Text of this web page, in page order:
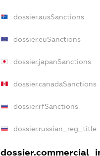
dossier.ausSanctions
dossier.euSanctions
dossier.japanSanctions
dossier.canadaSanctions
dossier.rfSanctions
dossier.russian_reg_title